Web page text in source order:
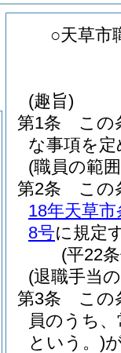
○天草市
(趣旨)
第1条
この
な事項を
(職員の範
第2条
この
18年天草
8号に規定
(平22
(退職手当
第3条
この
員のうち
という。)